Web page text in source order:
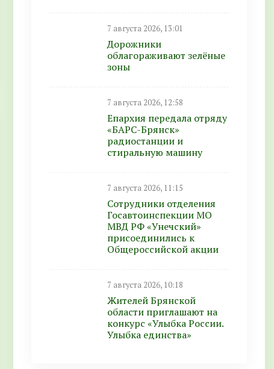
7 августа 2026, 13:01
Дорожники
облагораживают зелёные
зоны
7 августа 2026, 12:58
Епархия передала отряду
«БАРС-Брянск»
радиостанции и
стиральную машину
7 августа 2026, 11:15
Сотрудники отделения
Госавтоинспекции МО
МВД РФ «Унечский»
присоединились к
Общероссийской акции
7 августа 2026, 10:18
Жителей Брянской
области приглашают на
конкурс «Улыбка России.
Улыбка единства»